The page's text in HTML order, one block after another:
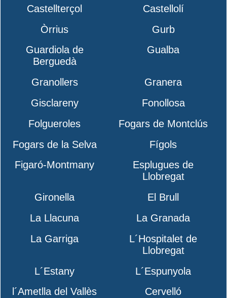
Castellterçol
Castellolí
Òrrius
Gurb
Guardiola de
Berguedà
Gualba
Granollers
Granera
Gisclareny
Fonollosa
Folgueroles
Fogars de Montclús
Fogars de la Selva
Fígols
Figaró-Montmany
Esplugues de
Llobregat
Gironella
El Brull
La Llacuna
La Granada
La Garriga
L´Hospitalet de
Llobregat
L´Estany
L´Espunyola
l´Ametlla del Vallès
Cervelló